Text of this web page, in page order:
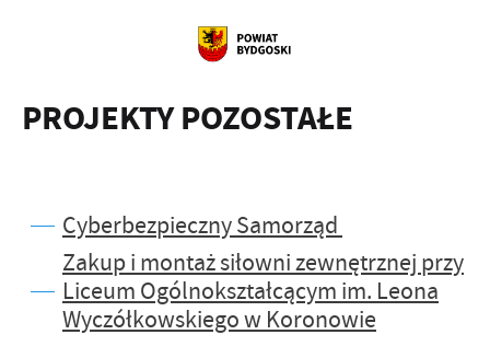
PROJEKTY POZOSTAŁE
Cyberbezpieczny Samorząd
Zakup i montaż siłowni zewnętrznej przy
Liceum Ogólnokształcącym im. Leona
Wyczółkowskiego w Koronowie